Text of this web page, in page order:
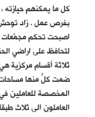
كل ما يمكنهم حيازته
بفرص عمل . زاد توحش
اصبحت تحكم
لتحافظ على اراضي
ثلاثة أقسام مركزية
ضمت كلٌّ منها
المخصصة للعاملين
العاملون الى ثلاث